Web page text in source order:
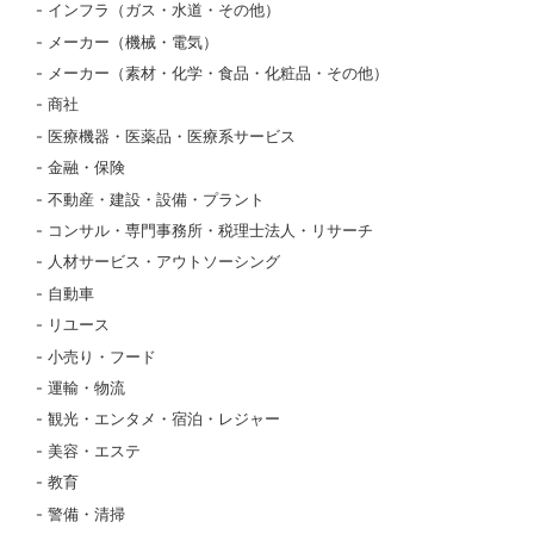
インフラ（ガス・水道・その他）
メーカー（機械・電気）
メーカー（素材・化学・食品・化粧品・その他）
商社
医療機器・医薬品・医療系サービス
金融・保険
不動産・建設・設備・プラント
コンサル・専門事務所・税理士法人・リサーチ
人材サービス・アウトソーシング
自動車
リユース
小売り・フード
運輸・物流
観光・エンタメ・宿泊・レジャー
美容・エステ
教育
警備・清掃